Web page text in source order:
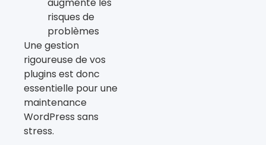
risques de
problèmes
Une gestion
rigoureuse de vos
plugins est donc
essentielle pour une
maintenance
WordPress sans
stress.